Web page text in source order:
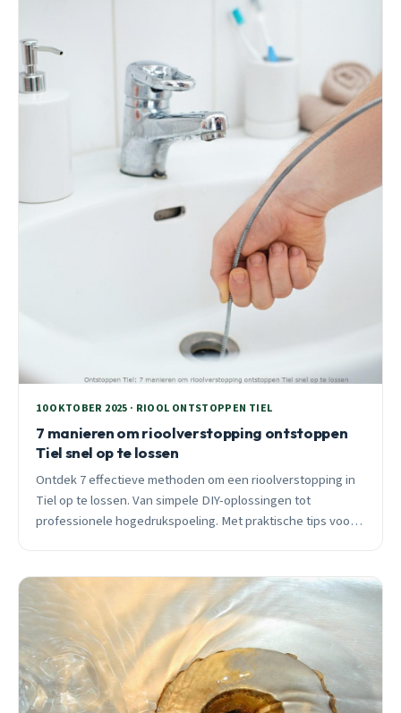
10 OKTOBER 2025 · RIOOL ONTSTOPPEN TIEL
7 manieren om rioolverstopping ontstoppen
Tiel snel op te lossen
Ontdek 7 effectieve methoden om een rioolverstopping in
Tiel op te lossen. Van simpele DIY-oplossingen tot
professionele hogedrukspoeling. Met praktische tips voor